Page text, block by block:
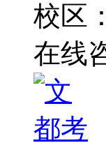
校区：
在线